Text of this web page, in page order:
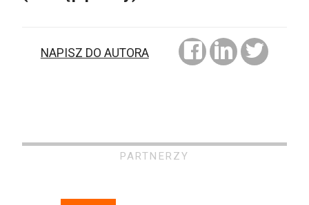
NAPISZ DO AUTORA
PARTNERZY